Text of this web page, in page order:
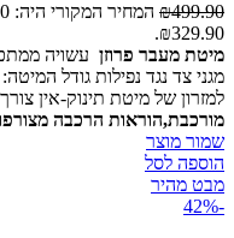
₪499.90 המחיר המקורי היה: ₪499.90.
₪329.90.
מיטת מעבר פרוזן
למזרון של מיטת תינוק-אין
מורכבת,הוראות הרכבה
שמור מוצר
הוספה לסל
מבט מהיר
-42%